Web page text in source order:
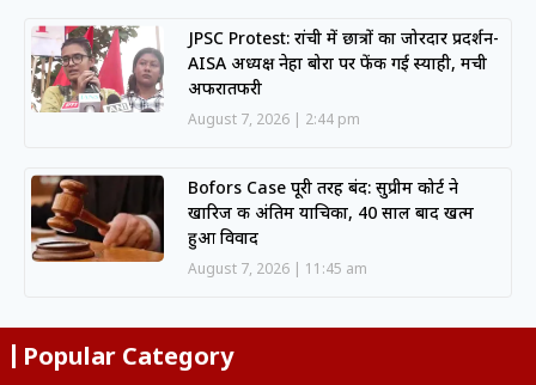
JPSC Protest: रांची में छात्रों का जोरदार प्रदर्शन-
AISA अध्यक्ष नेहा बोरा पर फेंकी गई स्याही, मची
अफरातफरी
August 7, 2026 2:44 pm
Bofors Case पूरी तरह बंद: सुप्रीम कोर्ट ने
खारिज की अंतिम याचिका, 40 साल बाद खत्म
हुआ विवाद
August 7, 2026 11:45 am
Popular Category